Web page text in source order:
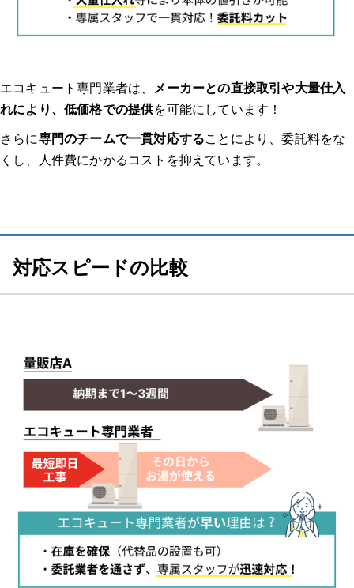
住まいから探す
【給湯器 補助金】関連記事
7月のエコキュートトラブルに要注意！夏本番の湯切れを避けたい方へ
東京都北区 M様邸の交換事例【エコキュート】
東京都足立区 K様邸の交換事例【エコキュート】
【東京都 エコキュート】施工事例 一覧はこちらから
エコキュート専門業者は、
メーカーとの直接取引や大量仕入
れにより、低価格での提供を可能にしています！
さらに専門のチームで一貫対応することにより、委託料をな
くし、人件費にかかるコストを抑えています。
対応スピードの比較